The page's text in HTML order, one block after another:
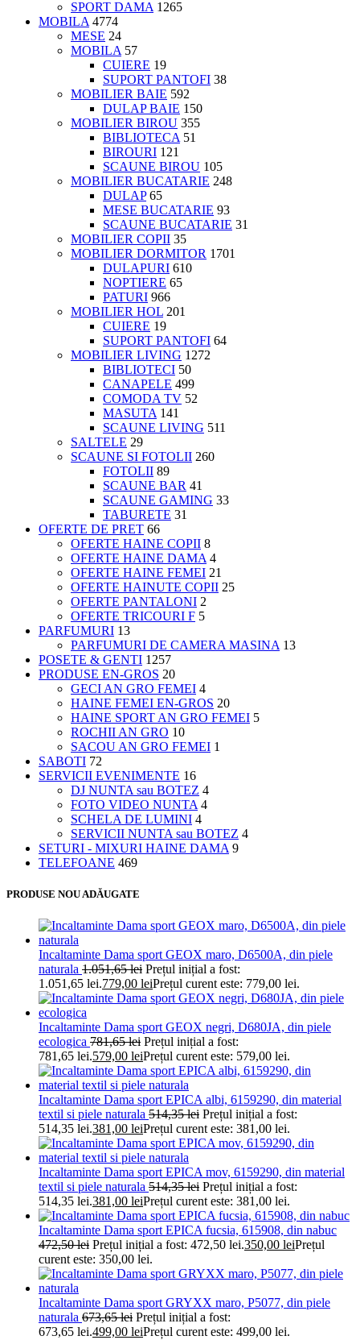
SPORT DAMA 1265
MOBILA 4774
MESE 24
MOBILA 57
CUIERE 19
SUPORT PANTOFI 38
MOBILIER BAIE 592
DULAP BAIE 150
MOBILIER BIROU 355
BIBLIOTECA 51
BIROURI 121
SCAUNE BIROU 105
MOBILIER BUCATARIE 248
DULAP 65
MESE BUCATARIE 93
SCAUNE BUCATARIE 31
MOBILIER COPII 35
MOBILIER DORMITOR 1701
DULAPURI 610
NOPTIERE 65
PATURI 966
MOBILIER HOL 201
CUIERE 19
SUPORT PANTOFI 64
MOBILIER LIVING 1272
BIBLIOTECI 50
CANAPELE 499
COMODA TV 52
MASUTA 141
SCAUNE LIVING 511
SALTELE 29
SCAUNE SI FOTOLII 260
FOTOLII 89
SCAUNE BAR 41
SCAUNE GAMING 33
TABURETE 31
OFERTE DE PRET 66
OFERTE HAINE COPII 8
OFERTE HAINE DAMA 4
OFERTE HAINE FEMEI 21
OFERTE HAINUTE COPII 25
OFERTE PANTALONI 2
OFERTE TRICOURI F 5
PARFUMURI 13
PARFUMURI DE CAMERA MASINA 13
POSETE & GENTI 1257
PRODUSE EN-GROS 20
GECI AN GRO FEMEI 4
HAINE FEMEI EN-GROS 20
HAINE SPORT AN GRO FEMEI 5
ROCHII AN GRO 10
SACOU AN GRO FEMEI 1
SABOTI 72
SERVICII EVENIMENTE 16
DJ NUNTA sau BOTEZ 4
FOTO VIDEO NUNTA 4
SCHELA DE LUMINI 4
SERVICII NUNTA sau BOTEZ 4
SETURI - MIXURI HAINE DAMA 9
TELEFOANE 469
PRODUSE NOU ADĂUGATE
Incaltaminte Dama sport GEOX maro, D6500A, din piele
naturala 1.051,65lei Prețul inițial a fost:
1.051,65 lei.779,00 leiPrețul curent este: 779,00 lei.
Incaltaminte Dama sport GEOX negri, D680JA, din piele
ecologica 781,65lei Prețul inițial a fost:
781,65 lei.579,00 leiPrețul curent este: 579,00 lei.
Incaltaminte Dama sport EPICA albi, 6159290, din material
textil si piele naturala 514,35lei Prețul inițial a fost:
514,35 lei.381,00 leiPrețul curent este: 381,00 lei.
Incaltaminte Dama sport EPICA mov, 6159290, din material
textil si piele naturala 514,35lei Prețul inițial a fost:
514,35 lei.381,00 leiPrețul curent este: 381,00 lei.
Incaltaminte Dama sport EPICA fucsia, 615908, din nabuc
472,50lei Prețul inițial a fost: 472,50 lei.350,00 leiPrețul
curent este: 350,00 lei.
Incaltaminte Dama sport GRYXX maro, P5077, din piele
naturala 673,65lei Prețul inițial a fost:
673,65 lei.499,00 leiPrețul curent este: 499,00 lei.